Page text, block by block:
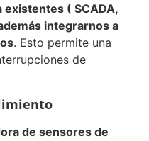
( SCADA,
integrarnos a
. Esto permite una
de
de sensores de